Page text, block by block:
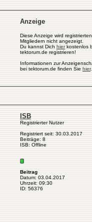
Anzeige
Diese Anzeige wird registrierten
Mitgliedern nicht angezeigt.
Du kannst Dich hierkostenlos
tektorum.de registrieren!
Informationen zur
bei tektorum.de finden Sie hier.
ISB
Registrierter Nutzer
Registriert seit: 30.03.2017
Beiträge: 8
ISB: Offline
Beitrag
Datum: 03.04.2017
Uhrzeit: 09:30
ID: 56376